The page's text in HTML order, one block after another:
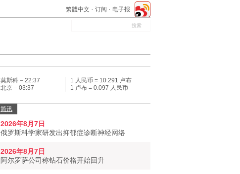
繁體中文 订阅 电子报
莫斯科 – 22:37
北京 – 03:37
1 人民币 = 10.291 卢布
1 卢布 = 0.097 人民币
简讯
2026年8月7日
俄罗斯科学家研发出抑郁症诊断神经网络
2026年8月7日
阿尔罗萨公司称钻石价格开始回升